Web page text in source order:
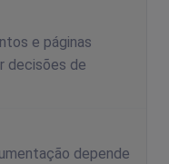
e páginas
decisões de
depende